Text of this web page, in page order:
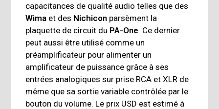
capacitances de qualité audio telles que des
Wima et des Nichicon parsèment la
plaquette de circuit du PA-One. Ce dernier
peut aussi être utilisé comme un
préamplificateur pour alimenter un
amplificateur de puissance grâce à ses
entrées analogiques sur prise RCA et XLR de
même que sa sortie variable contrôlée par le
bouton du volume. Le prix USD est estimé à